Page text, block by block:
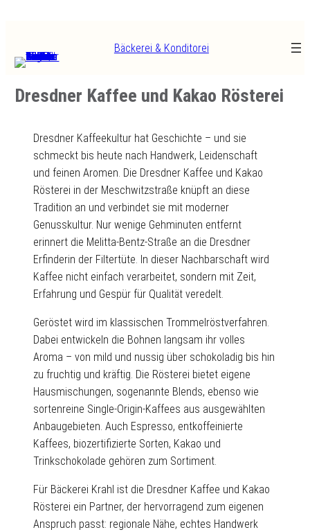
Bäckerei & Konditorei
Dresdner Kaffee und Kakao Rösterei
Dresdner Kaffeekultur hat Geschichte – und sie
schmeckt bis heute nach Handwerk, Leidenschaft
und feinen Aromen. Die Dresdner Kaffee und Kakao
Rösterei in der Meschwitzstraße knüpft an diese
Tradition an und verbindet sie mit moderner
Genusskultur. Nur wenige Gehminuten entfernt
erinnert die Melitta-Bentz-Straße an die Dresdner
Erfinderin der Filtertüte. In dieser Nachbarschaft wird
Kaffee nicht einfach verarbeitet, sondern mit Zeit,
Erfahrung und Gespür für Qualität veredelt.
Geröstet wird im klassischen Trommelröstverfahren.
Dabei entwickeln die Bohnen langsam ihr volles
Aroma – von mild und nussig über schokoladig bis hin
zu fruchtig und kräftig. Die Rösterei bietet eigene
Hausmischungen, sogenannte Blends, ebenso wie
sortenreine Single-Origin-Kaffees aus ausgewählten
Anbaugebieten. Auch Espresso, entkoffeinierte
Kaffees, biozertifizierte Sorten, Kakao und
Trinkschokolade gehören zum Sortiment.
Für Bäckerei Krahl ist die Dresdner Kaffee und Kakao
Rösterei ein Partner, der hervorragend zum eigenen
Anspruch passt: regionale Nähe, echtes Handwerk